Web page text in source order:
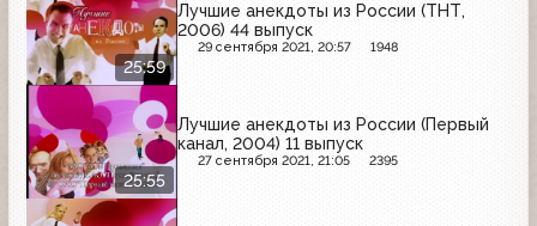
25:59
Лучшие анекдоты из России (ТНТ,
2006) 44 выпуск
29 сентября 2021, 20:57 1948
25:55
Лучшие анекдоты из России (Первый
канал, 2004) 11 выпуск
27 сентября 2021, 21:05 2395